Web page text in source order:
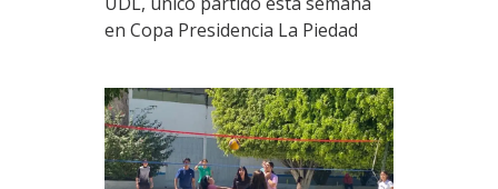
en Copa Presidencia La Piedad